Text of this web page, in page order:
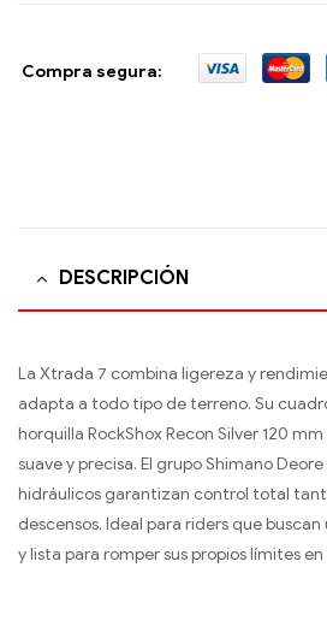
Compra segura:
DESCRIPCIÓN
La Xtrada 7 combina ligereza y
adapta a todo tipo de terreno. Su
horquilla RockShox Recon Silver 120
suave y precisa. El grupo Shimano Deore
hidráulicos garantizan control total
descensos. Ideal para riders que
y lista para romper sus propios límites